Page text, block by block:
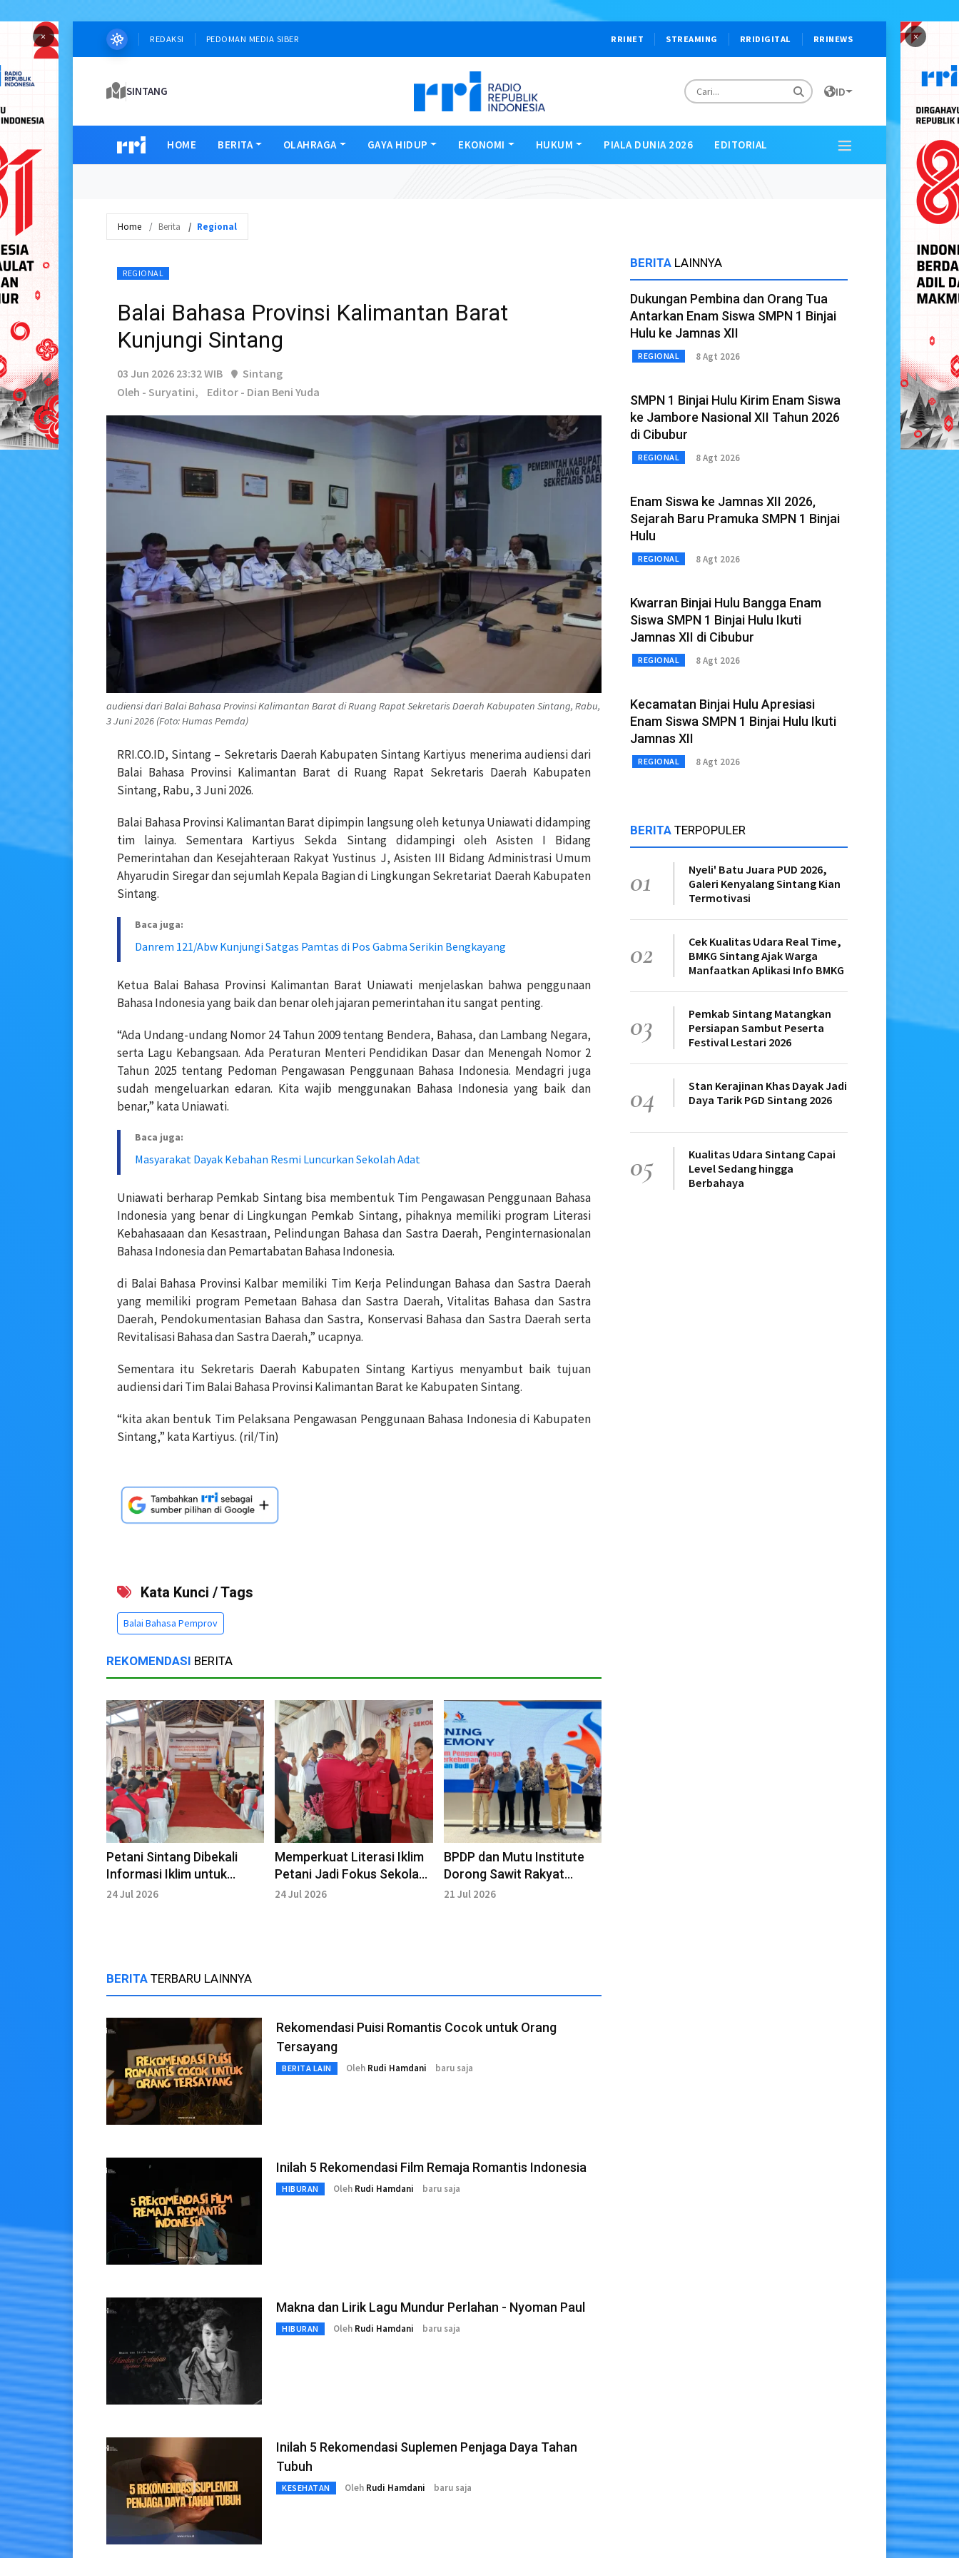
× ×
REDAKSI PEDOMAN MEDIA SIBER RRINET STREAMING RRIDIGITAL RRINEWS
SINTANG ID
HOME BERITA OLAHRAGA GAYA HIDUP EKONOMI HUKUM PIALA DUNIA 2026 EDITORIAL
Home Berita Regional
REGIONAL
Balai Bahasa Provinsi Kalimantan Barat
Kunjungi Sintang
03 Jun 2026 23:32 WIB
Sintang
Oleh - Suryatini,
Editor - Dian Beni Yuda
audiensi dari Balai Bahasa Provinsi Kalimantan Barat di Ruang Rapat Sekretaris Daerah Kabupaten Sintang, Rabu,
3 Juni 2026 (Foto: Humas Pemda)
RRI.CO.ID, Sintang – Sekretaris Daerah Kabupaten Sintang Kartiyus menerima audiensi dari
Balai Bahasa Provinsi Kalimantan Barat di Ruang Rapat Sekretaris Daerah Kabupaten
Sintang, Rabu, 3 Juni 2026.
Balai Bahasa Provinsi Kalimantan Barat dipimpin langsung oleh ketunya Uniawati didamping
tim lainya. Sementara Kartiyus Sekda Sintang didampingi oleh Asisten I Bidang
Pemerintahan dan Kesejahteraan Rakyat Yustinus J, Asisten III Bidang Administrasi Umum
Ahyarudin Siregar dan sejumlah Kepala Bagian di Lingkungan Sekretariat Daerah Kabupaten
Sintang.
Baca juga:
Danrem 121/Abw Kunjungi Satgas Pamtas di Pos Gabma Serikin Bengkayang
Ketua Balai Bahasa Provinsi Kalimantan Barat Uniawati menjelaskan bahwa penggunaan
Bahasa Indonesia yang baik dan benar oleh jajaran pemerintahan itu sangat penting.
“Ada Undang-undang Nomor 24 Tahun 2009 tentang Bendera, Bahasa, dan Lambang Negara,
serta Lagu Kebangsaan. Ada Peraturan Menteri Pendidikan Dasar dan Menengah Nomor 2
Tahun 2025 tentang Pedoman Pengawasan Penggunaan Bahasa Indonesia. Mendagri juga
sudah mengeluarkan edaran. Kita wajib menggunakan Bahasa Indonesia yang baik dan
benar,” kata Uniawati.
Baca juga:
Masyarakat Dayak Kebahan Resmi Luncurkan Sekolah Adat
Uniawati berharap Pemkab Sintang bisa membentuk Tim Pengawasan Penggunaan Bahasa
Indonesia yang benar di Lingkungan Pemkab Sintang, pihaknya memiliki program Literasi
Kebahasaaan dan Kesastraan, Pelindungan Bahasa dan Sastra Daerah, Penginternasionalan
Bahasa Indonesia dan Pemartabatan Bahasa Indonesia.
di Balai Bahasa Provinsi Kalbar memiliki Tim Kerja Pelindungan Bahasa dan Sastra Daerah
yang memiliki program Pemetaan Bahasa dan Sastra Daerah, Vitalitas Bahasa dan Sastra
Daerah, Pendokumentasian Bahasa dan Sastra, Konservasi Bahasa dan Sastra Daerah serta
Revitalisasi Bahasa dan Sastra Daerah,” ucapnya.
Sementara itu Sekretaris Daerah Kabupaten Sintang Kartiyus menyambut baik tujuan
audiensi dari Tim Balai Bahasa Provinsi Kalimantan Barat ke Kabupaten Sintang.
“kita akan bentuk Tim Pelaksana Pengawasan Penggunaan Bahasa Indonesia di Kabupaten
Sintang,” kata Kartiyus. (ril/Tin)
Kata Kunci / Tags
Balai Bahasa Pemprov
REKOMENDASI BERITA
Petani Sintang Dibekali
Informasi Iklim untuk
Tekan Risiko Gagal Panen
24 Jul 2026
Memperkuat Literasi Iklim
Petani Jadi Fokus Sekolah
Lapang Iklim Sintang
24 Jul 2026
BPDP dan Mutu Institute
Dorong Sawit Rakyat
Bengkayang Makin
21 Jul 2026
BERITA TERBARU LAINNYA
Rekomendasi Puisi Romantis Cocok untuk Orang
Tersayang
BERITA LAIN Oleh Rudi Hamdani baru saja
Inilah 5 Rekomendasi Film Remaja Romantis Indonesia
HIBURAN Oleh Rudi Hamdani baru saja
Makna dan Lirik Lagu Mundur Perlahan - Nyoman Paul
HIBURAN Oleh Rudi Hamdani baru saja
Inilah 5 Rekomendasi Suplemen Penjaga Daya Tahan
Tubuh
KESEHATAN Oleh Rudi Hamdani baru saja
BERITA LAINNYA
Dukungan Pembina dan Orang Tua
Antarkan Enam Siswa SMPN 1 Binjai
Hulu ke Jamnas XII
REGIONAL 8 Agt 2026
SMPN 1 Binjai Hulu Kirim Enam Siswa
ke Jambore Nasional XII Tahun 2026
di Cibubur
REGIONAL 8 Agt 2026
Enam Siswa ke Jamnas XII 2026,
Sejarah Baru Pramuka SMPN 1 Binjai
Hulu
REGIONAL 8 Agt 2026
Kwarran Binjai Hulu Bangga Enam
Siswa SMPN 1 Binjai Hulu Ikuti
Jamnas XII di Cibubur
REGIONAL 8 Agt 2026
Kecamatan Binjai Hulu Apresiasi
Enam Siswa SMPN 1 Binjai Hulu Ikuti
Jamnas XII
REGIONAL 8 Agt 2026
BERITA TERPOPULER
01
Nyeli' Batu Juara PUD 2026,
Galeri Kenyalang Sintang Kian
Termotivasi
02
Cek Kualitas Udara Real Time,
BMKG Sintang Ajak Warga
Manfaatkan Aplikasi Info BMKG
03
Pemkab Sintang Matangkan
Persiapan Sambut Peserta
Festival Lestari 2026
04
Stan Kerajinan Khas Dayak Jadi
Daya Tarik PGD Sintang 2026
05
Kualitas Udara Sintang Capai
Level Sedang hingga
Berbahaya